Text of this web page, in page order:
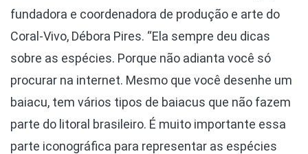
fundadora e coordenadora de produção e arte do
Coral-Vivo, Débora Pires. “Ela sempre deu dicas
sobre as espécies. Porque não adianta você só
procurar na internet. Mesmo que você desenhe um
baiacu, tem vários tipos de baiacus que não fazem
parte do litoral brasileiro. É muito importante essa
parte iconográfica para representar as espécies